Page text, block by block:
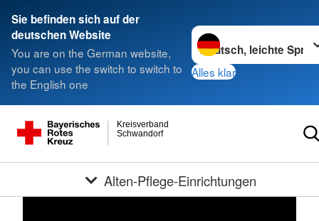
Sie befinden sich auf der
deutschen Website
You are on the German website,
you can use the switch to switch to
the English one
Sprache wechseln zu
Alles klar
Schwandorf
Kreisverband
Alten-Pflege-Einrichtungen